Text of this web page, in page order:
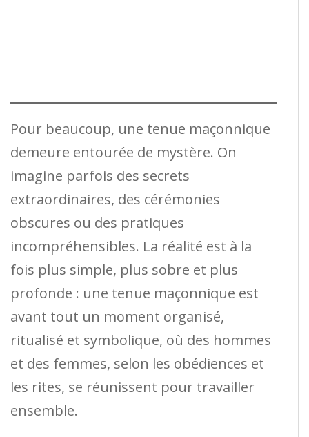
Pour beaucoup, une tenue maçonnique
demeure entourée de mystère. On
imagine parfois des secrets
extraordinaires, des cérémonies
obscures ou des pratiques
incompréhensibles. La réalité est à la
fois plus simple, plus sobre et plus
profonde : une tenue maçonnique est
avant tout un moment organisé,
ritualisé et symbolique, où des hommes
et des femmes, selon les obédiences et
les rites, se réunissent pour travailler
ensemble.